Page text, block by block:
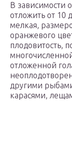
В зависимости
отложить от 10
мелкая,
оранжевого
плодовитость,
отложенной
другими
карасями,